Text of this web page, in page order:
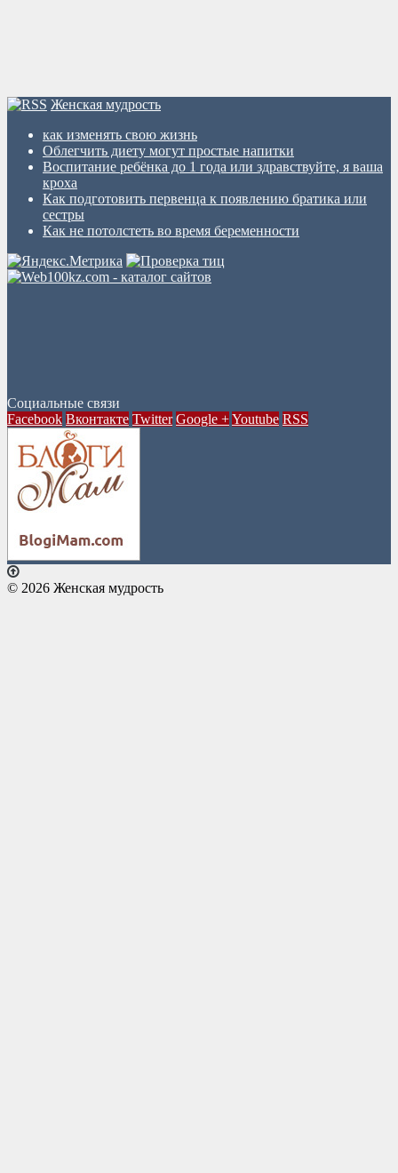
Женская мудрость
как изменять свою жизнь
Облегчить диету могут простые напитки
Воспитание ребёнка до 1 года или здравствуйте, я ваша
кроха
Как подготовить первенца к появлению братика или
сестры
Как не потолстеть во время беременности
Социальные связи
Facebook Вконтакте Twitter Google +Youtube RSS
© 2026 Женская мудрость